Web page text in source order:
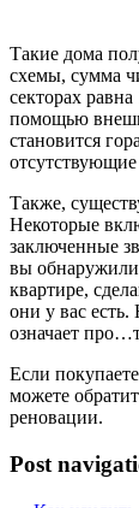
Такие дома
схемы, сумма
секторах
помощью
становится
отсутствующие
Также,
Некоторые
заключенные
вы обнаружили
квартире,
они у вас есть.
означает
Если покупаете
можете
реновации.
Post